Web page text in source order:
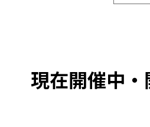
現在開催中